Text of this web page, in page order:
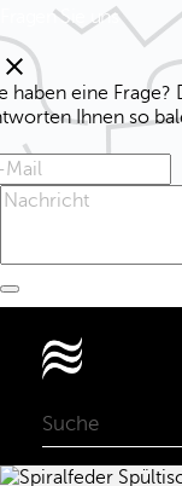
Fragen Sie uns
clear
haben eine
Ihnen so